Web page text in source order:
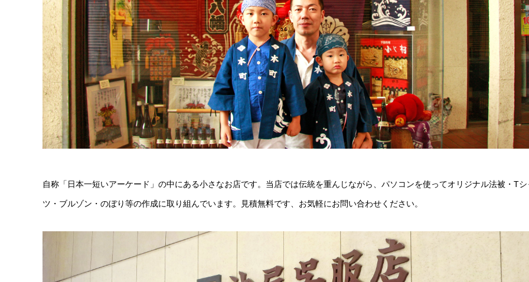
自称「日本一短いアーケード」の中にある小さなお店です。当店では伝統を重んじながら、パソコンを使ってオリジナル法被・Tシ
ツ・ブルゾン・のぼり等の作成に取り組んでいます。見積無料です、お気軽にお問い合わせください。